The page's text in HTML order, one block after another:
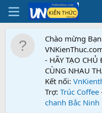
Chào mừng
- HÃY TẠO
CÙNG NHAU
Kết nối:
Trợ: Trúc Coffee
chanh Bắc Ninh